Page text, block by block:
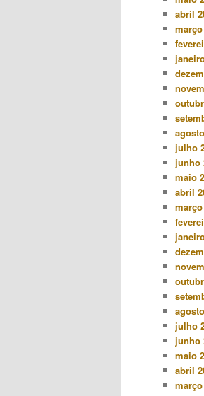
abril
março
julho
junho
maio
abril
março
julho
junho
maio
abril
março